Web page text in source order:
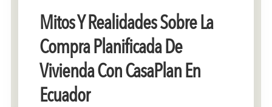
Mitos Y Realidades Sobre La
Compra Planificada De
Vivienda Con CasaPlan En
Ecuador